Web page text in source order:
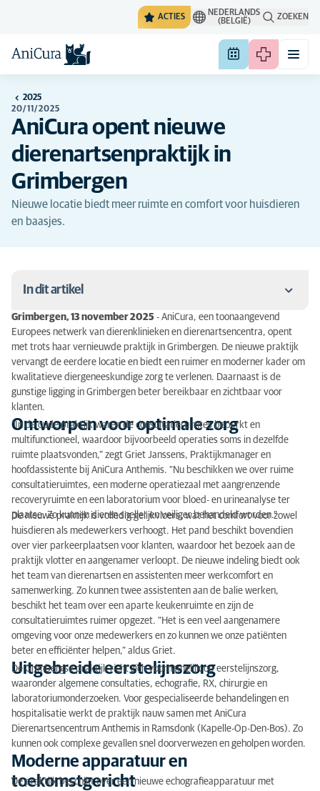
ACTIES
NEDERLANDS
(BELGIË)
ZOEKEN
2025
20/11/2025
AniCura opent nieuwe
dierenartsenpraktijk in
Grimbergen
Nieuwe locatie biedt meer ruimte en comfort voor huisdieren
en baasjes.
In dit artikel
Ontworpen voor optimale zorg
Uitgebreide eerstelijnszorg
Moderne apparatuur en toekomstgericht
Grimbergen, 13 november 2025 - AniCura, een toonaangevend
Europees netwerk van dierenklinieken en dierenartsencentra, opent
met trots haar vernieuwde praktijk in Grimbergen. De nieuwe praktijk
vervangt de eerdere locatie en biedt een ruimer en moderner kader om
kwalitatieve diergeneeskundige zorg te verlenen. Daarnaast is de
gunstige ligging in Grimbergen beter bereikbaar en zichtbaar voor
klanten.
Ontworpen voor optimale zorg
“In de oude praktijk waren de consultatieruimtes beperkt en
multifunctioneel, waardoor bijvoorbeeld operaties soms in dezelfde
ruimte plaatsvonden,” zegt Griet Janssens, Praktijkmanager en
hoofdassistente bij AniCura Anthemis. “Nu beschikken we over ruime
consultatieruimtes, een moderne operatiezaal met aangrenzende
recoveryruimte en een laboratorium voor bloed- en urineanalyse ter
plaatse. Zo kunnen dieren sneller en veiliger behandeld worden.”
De nieuwe praktijk is volledig gelijkvloers, wat het comfort voor zowel
huisdieren als medewerkers verhoogt. Het pand beschikt bovendien
over vier parkeerplaatsen voor klanten, waardoor het bezoek aan de
praktijk vlotter en aangenamer verloopt. De nieuwe indeling biedt ook
het team van dierenartsen en assistenten meer werkcomfort en
samenwerking. Zo kunnen twee assistenten aan de balie werken,
beschikt het team over een aparte keukenruimte en zijn de
consultatieruimtes ruimer opgezet. “Het is een veel aangenamere
omgeving voor onze medewerkers en zo kunnen we onze patiënten
beter en efficiënter helpen,” aldus Griet.
Uitgebreide eerstelijnszorg
De Grimbergse praktijk richt zich voornamelijk op eerstelijnszorg,
waaronder algemene consultaties, echografie, RX, chirurgie en
laboratoriumonderzoeken. Voor gespecialiseerde behandelingen en
hospitalisatie werkt de praktijk nauw samen met AniCura
Dierenartsencentrum Anthemis in Ramsdonk (Kapelle-Op-Den-Bos). Zo
kunnen ook complexe gevallen snel doorverwezen en geholpen worden.
Moderne apparatuur en
toekomstgericht
De praktijk beschikt over een nieuwe echografieapparatuur met